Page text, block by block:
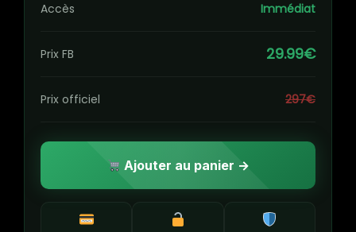
Accès Immédiat
Prix FB 29.99€
Prix officiel 297€
Ajouter au panier →